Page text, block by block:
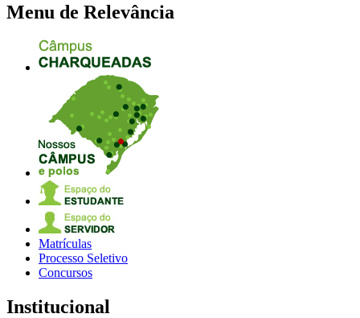
Menu de Relevância
Matrículas
Processo Seletivo
Concursos
Institucional